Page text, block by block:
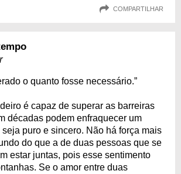
COMPARTILHAR
o quanto fosse necessário.”
é capaz de superar as barreiras
décadas podem enfraquecer um
puro e sincero. Não há força mais
do que a de duas pessoas que se
estar juntas, pois esse sentimento
Se o amor entre duas